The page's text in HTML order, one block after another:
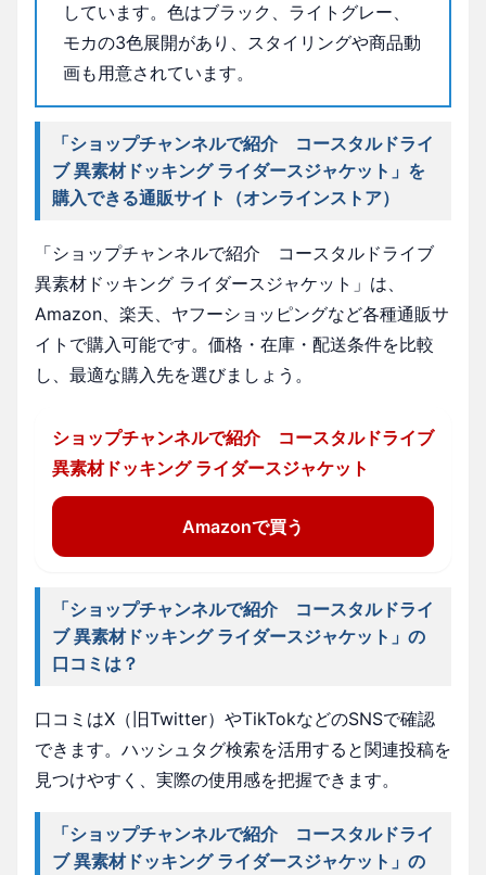
しています。色はブラック、ライトグレー、
モカの3色展開があり、スタイリングや商品動
画も用意されています。
「ショップチャンネルで紹介 コースタルドライ
ブ 異素材ドッキング ライダースジャケット」を
購入できる通販サイト（オンラインストア）
「ショップチャンネルで紹介 コースタルドライブ
異素材ドッキング ライダースジャケット」は、
Amazon、楽天、ヤフーショッピングなど各種通販サ
イトで購入可能です。価格・在庫・配送条件を比較
し、最適な購入先を選びましょう。
ショップチャンネルで紹介 コースタルドライブ
異素材ドッキング ライダースジャケット
Amazonで買う
「ショップチャンネルで紹介 コースタルドライ
ブ 異素材ドッキング ライダースジャケット」の
口コミは？
口コミはX（旧Twitter）やTikTokなどのSNSで確認
できます。ハッシュタグ検索を活用すると関連投稿を
見つけやすく、実際の使用感を把握できます。
「ショップチャンネルで紹介 コースタルドライ
ブ 異素材ドッキング ライダースジャケット」の